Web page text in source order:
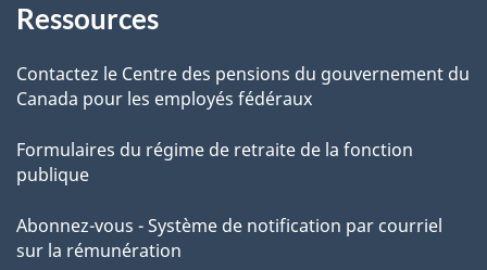
i
l
d
e
propos
de
site
Ressources
Contactez le Centre des pensions du gouvernement du
Canada pour les employés fédéraux
Formulaires du régime de retraite de la fonction
publique
Abonnez-vous - Système de notification par courriel
sur la rémunération